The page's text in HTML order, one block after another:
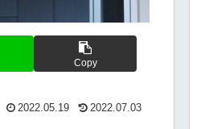
Copy
2022.05.19 2022.07.03